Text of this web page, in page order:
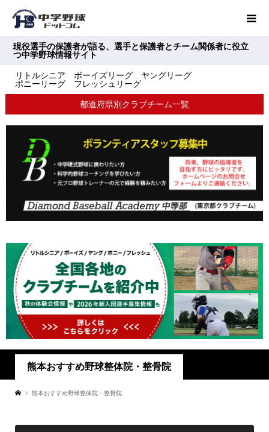
現役選手の保護者が語る、選手と保護者とチーム関係者に役立
つ中学野球情報サイト
リトルシニア ボーイズリーグ ヤングリーグ
ポニーリーグ フレッシュリーグ
都道府県別クラブチーム一覧
熊本おすすめ野球整体院・整骨院
熊本おすすめ野球整体院・整骨院